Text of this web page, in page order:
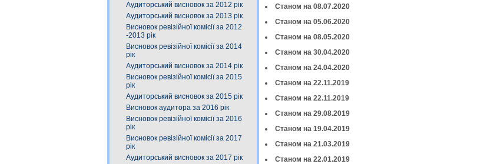
Аудиторський висновок за 2012 рік
Аудиторський висновок за 2013 рік
Висновок ревізійної комісії за 2012
-2013 рік
Висновок ревізійної комісії за 2014
рік
Аудиторський висновок за 2014 рік
Висновок ревізійної комісії за 2015
рік
Аудиторський висновок за 2015 рік
Висновок аудитора за 2016 рік
Висновок ревізійної комісії за 2016
рік
Висновок ревізійної комісії за 2017
рік
Аудиторський висновок за 2017 рік
Станом на 08.07.2020
Станом на 05.06.2020
Станом на 08.05.2020
Станом на 30.04.2020
Станом на 24.04.2020
Станом на 22.11.2019
Станом на 22.11.2019
Станом на 29.08.2019
Станом на 19.04.2019
Станом на 21.03.2019
Станом на 22.01.2019